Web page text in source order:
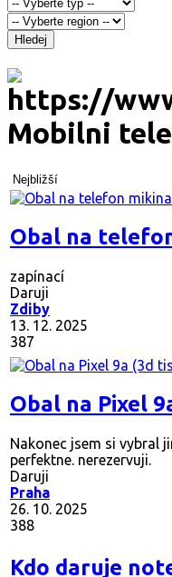
Hledej
Mobilni
Nejbližší
Obal na
zapínací
Daruji
Zdiby
13. 12. 2025
387
Obal na Pixel
Nakonec jsem si vybral
perfektne. nerezervuji.
Daruji
Praha
26. 10. 2025
388
Kdo daruje